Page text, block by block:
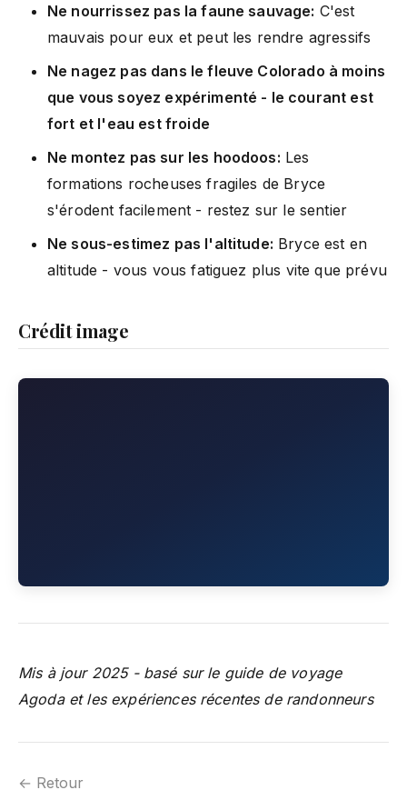
Ne nourrissez pas la faune sauvage: C'est
mauvais pour eux et peut les rendre agressifs
Ne nagez pas dans le fleuve Colorado à moins
que vous soyez expérimenté - le courant est
fort et l'eau est froide
Ne montez pas sur les hoodoos: Les
formations rocheuses fragiles de Bryce
s'érodent facilement - restez sur le sentier
Ne sous-estimez pas l'altitude: Bryce est en
altitude - vous vous fatiguez plus vite que prévu
Crédit image
Mis à jour 2025 - basé sur le guide de voyage
Agoda et les expériences récentes de randonneurs
← Retour